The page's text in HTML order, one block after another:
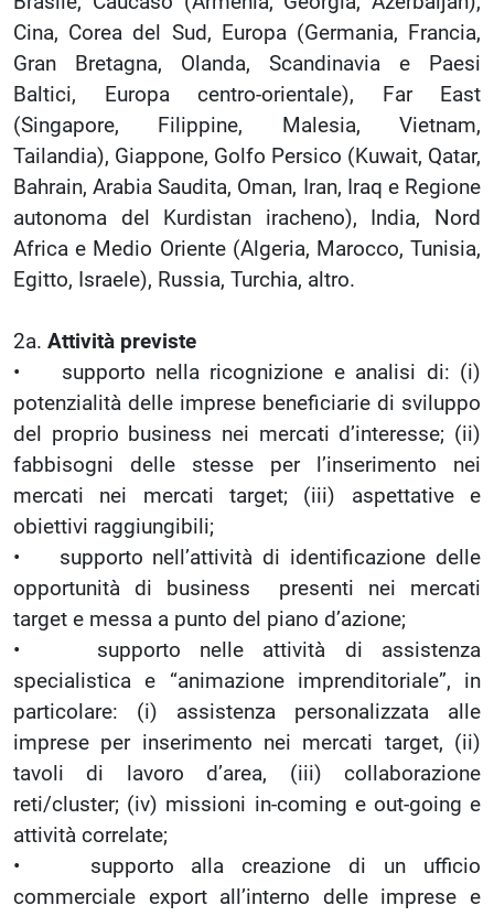
Cina, Corea del Sud, Europa (Germania, Francia,
Gran Bretagna, Olanda, Scandinavia e Paesi
Baltici, Europa centro-orientale), Far East
(Singapore, Filippine, Malesia, Vietnam,
Tailandia), Giappone, Golfo Persico (Kuwait, Qatar,
Bahrain, Arabia Saudita, Oman, Iran, Iraq e Regione
autonoma del Kurdistan iracheno), India, Nord
Africa e Medio Oriente (Algeria, Marocco, Tunisia,
Egitto, Israele), Russia, Turchia, altro.
2a. Attività previste
• supporto nella ricognizione e analisi di: (i)
potenzialità delle imprese beneficiarie di sviluppo
del proprio business nei mercati d’interesse; (ii)
fabbisogni delle stesse per l’inserimento nei
mercati nei mercati target; (iii) aspettative e
obiettivi raggiungibili;
• supporto nell’attività di identificazione delle
opportunità di business presenti nei mercati
target e messa a punto del piano d’azione;
• supporto nelle attività di assistenza
specialistica e “animazione imprenditoriale”, in
particolare: (i) assistenza personalizzata alle
imprese per inserimento nei mercati target, (ii)
tavoli di lavoro d’area, (iii) collaborazione
reti/cluster; (iv) missioni in-coming e out-going e
attività correlate;
• supporto alla creazione di un ufficio
commerciale export all’interno delle imprese e